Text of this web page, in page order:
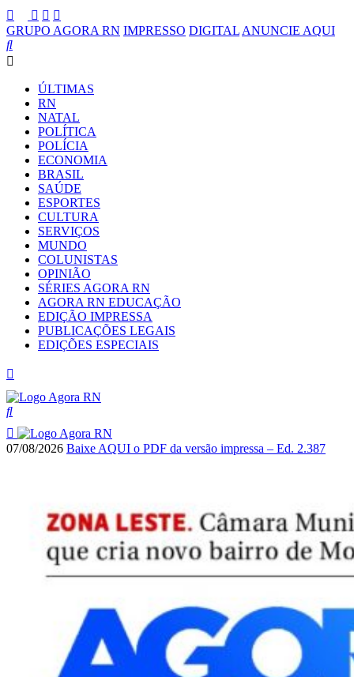
GRUPO AGORA RN IMPRESSO DIGITAL ANUNCIE AQUI
ÚLTIMAS
RN
NATAL
POLÍTICA
POLÍCIA
ECONOMIA
BRASIL
SAÚDE
ESPORTES
CULTURA
SERVIÇOS
MUNDO
COLUNISTAS
OPINIÃO
SÉRIES AGORA RN
AGORA RN EDUCAÇÃO
EDIÇÃO IMPRESSA
PUBLICAÇÕES LEGAIS
EDIÇÕES ESPECIAIS
07/08/2026 Baixe AQUI o PDF da versão impressa – Ed. 2.387